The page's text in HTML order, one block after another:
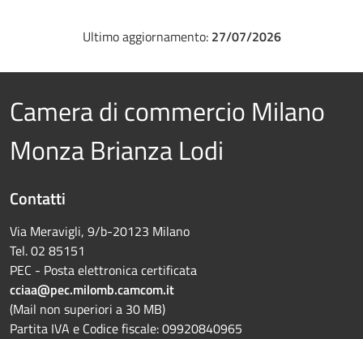
Ultimo aggiornamento: 27/07/2026
Camera di commercio Milano
Monza Brianza Lodi
Contatti
Via Meravigli, 9/b-20123 Milano
Tel. 02 85151
PEC - Posta elettronica certificata
cciaa@pec.milomb.camcom.it
(Mail non superiori a 30 MB)
Partita IVA e Codice fiscale: 09920840965